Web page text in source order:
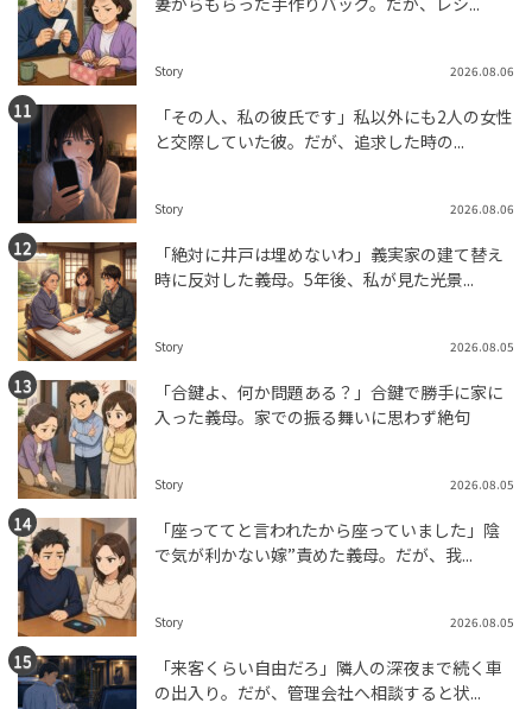
Story 2026.08.06
「その人、私の彼氏です」私以外にも2人の女性
と交際していた彼。だが、追求した時の...
Story 2026.08.06
「絶対に井戸は埋めないわ」義実家の建て替え
時に反対した義母。5年後、私が見た光景...
Story 2026.08.05
「合鍵よ、何か問題ある？」合鍵で勝手に家に
入った義母。家での振る舞いに思わず絶句
Story 2026.08.05
「座っててと言われたから座っていました」陰
で気が利かない嫁”責めた義母。だが、我...
Story 2026.08.05
「来客くらい自由だろ」隣人の深夜まで続く車
の出入り。だが、管理会社へ相談すると状...